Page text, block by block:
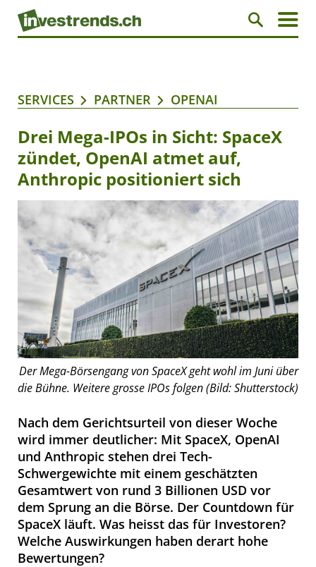
SERVICES PARTNER OPENAI
Drei Mega-IPOs in Sicht: SpaceX
zündet, OpenAI atmet auf,
Anthropic positioniert sich
Der Mega-Börsengang von SpaceX geht wohl im Juni über
die Bühne. Weitere grosse IPOs folgen (Bild: Shutterstock)
Nach dem Gerichtsurteil von dieser Woche
wird immer deutlicher: Mit SpaceX, OpenAI
und Anthropic stehen drei Tech-
Schwergewichte mit einem geschätzten
Gesamtwert von rund 3 Billionen USD vor
dem Sprung an die Börse. Der Countdown für
SpaceX läuft. Was heisst das für Investoren?
Welche Auswirkungen haben derart hohe
Bewertungen?